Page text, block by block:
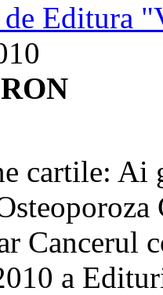
de Editura
RON
cartile: Ai
Cancerul
a